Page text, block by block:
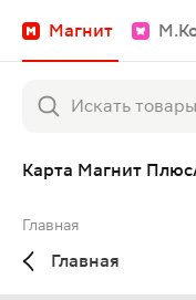
Магнит
Карта Магнит Плюс
Главная
Главная